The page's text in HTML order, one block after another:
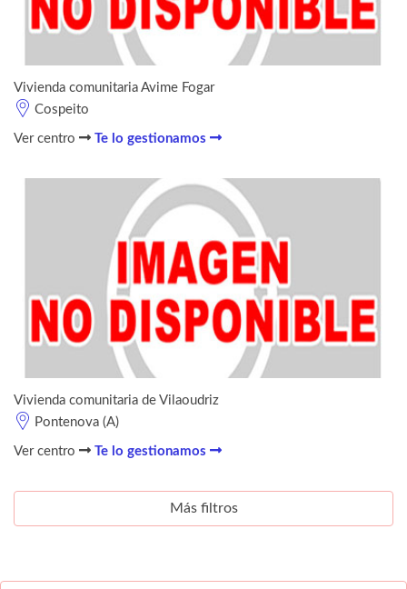
Vivienda comunitaria Avime Fogar
Cospeito
Ver centro Te lo gestionamos
Vivienda comunitaria de Vilaoudriz
Pontenova (A)
Ver centro Te lo gestionamos
Más filtros